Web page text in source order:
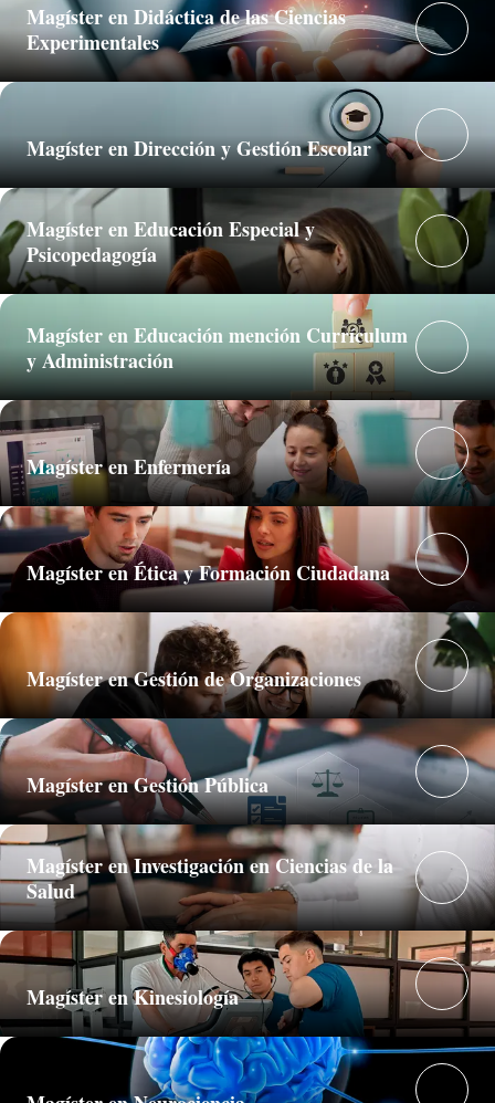
Magíster en Didáctica de las Ciencias
Experimentales
Magíster en Dirección y Gestión Escolar
Magíster en Educación Especial y
Psicopedagogía
Magíster en Educación mención Currículum
y Administración
Magíster en Enfermería
Magíster en Ética y Formación Ciudadana
Magíster en Gestión de Organizaciones
Magíster en Gestión Pública
Magíster en Investigación en Ciencias de la
Salud
Magíster en Kinesiología